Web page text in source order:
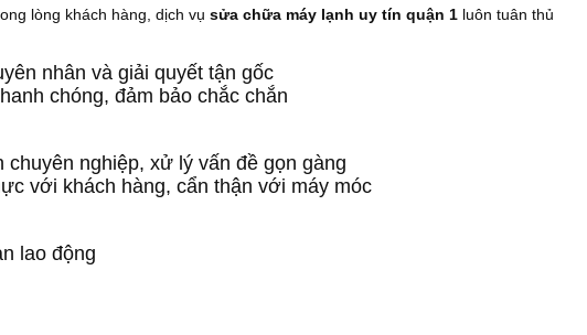
lòng khách hàng, dịch vụ sửa chữa máy lạnh uy tín quận 1 luôn tuân thủ
nhân và giải quyết tận gốc
chóng, đảm bảo chắc chắn
nghiệp, xử lý vấn đề gọn gàng
khách hàng, cẩn thận với máy móc
động